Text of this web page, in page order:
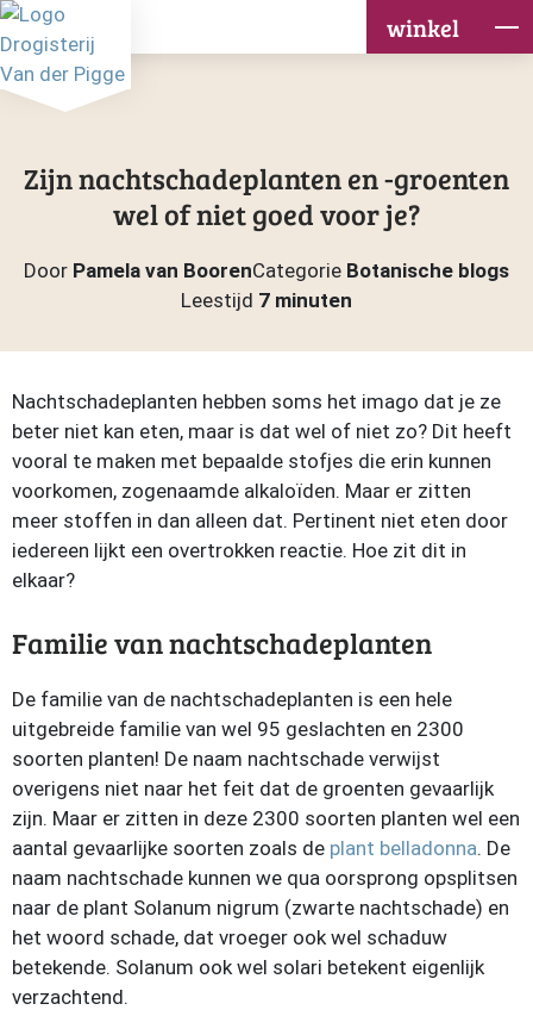
winkel
Zijn nachtschadeplanten en -groenten
wel of niet goed voor je?
Door Pamela van BoorenCategorie Botanische blogs
Leestijd 7 minuten
Nachtschadeplanten hebben soms het imago dat je ze
beter niet kan eten, maar is dat wel of niet zo? Dit heeft
vooral te maken met bepaalde stofjes die erin kunnen
voorkomen, zogenaamde alkaloïden. Maar er zitten
meer stoffen in dan alleen dat. Pertinent niet eten door
iedereen lijkt een overtrokken reactie. Hoe zit dit in
elkaar?
Familie van nachtschadeplanten
De familie van de nachtschadeplanten is een hele
uitgebreide familie van wel 95 geslachten en 2300
soorten planten! De naam nachtschade verwijst
overigens niet naar het feit dat de groenten gevaarlijk
zijn. Maar er zitten in deze 2300 soorten planten wel een
aantal gevaarlijke soorten zoals de plant belladonna. De
naam nachtschade kunnen we qua oorsprong opsplitsen
naar de plant Solanum nigrum (zwarte nachtschade) en
het woord schade, dat vroeger ook wel schaduw
betekende. Solanum ook wel solari betekent eigenlijk
verzachtend.